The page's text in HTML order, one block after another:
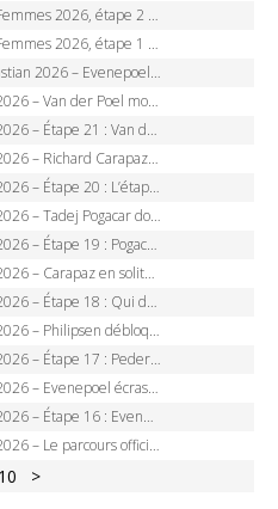
Wiebes doublé à Genève, Markus héroïque, 7e record
Wiebes intouchable à Lausanne, premier maillot jaune
recordman, 4e victoire, Carapaz battu au sprint
à Paris, Pogacar égale le record des cinq sacres
qui succédera à Wout van Aert sur les Champs-Elysées ?
Alpes, doublé et maillot à pois, Seixas perd le podium
Galibier, Sarenne, Alpe d’Huez, qui succédera à Pogacar ?
l’Alpe d’Huez, 5e victoire, record de Pantani pulvérisé
peut-il enfin dompter l’Alpe d’Huez ?
Merlette, Paret-Peintre à un point du maillot à pois
Orcières-Merlette, première marche vers l’Alpe d’Huez ?
compteur à Voiron, Pedersen en danger pour le maillot vert
peut-il verrouiller le maillot vert à Voiron ?
le chrono d’Évian, Seixas 4e, Lipowitz abandonne
Ganna… qui domptera le chrono d’Évian pour redessiner le podium ?
complet : 21 étapes, profils, carte et dates
>